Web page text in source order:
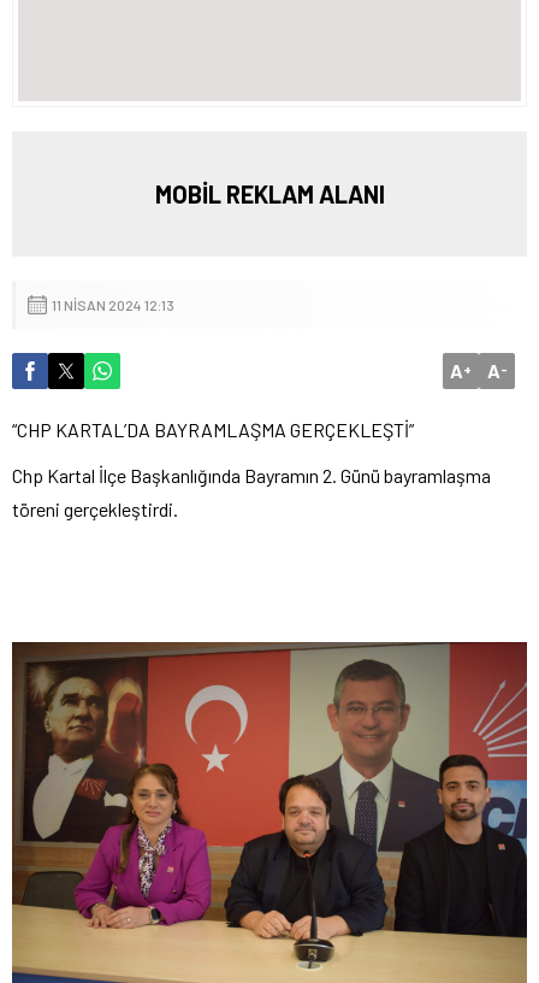
MOBİL REKLAM ALANI
11 NISAN 2024 12:13
A+ A-
“CHP KARTAL’DA BAYRAMLAŞMA GERÇEKLEŞTİ”
Chp Kartal İlçe Başkanlığında Bayramın 2. Günü bayramlaşma
töreni gerçekleştirdi.